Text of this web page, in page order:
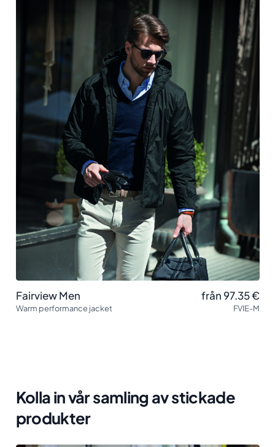
Fairview Men
Warm performance jacket
från 97.35€
FVIE-M
Kolla in vår samling av stickade
produkter